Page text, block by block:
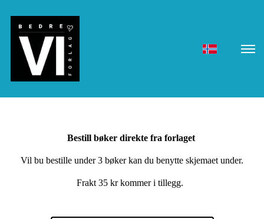
Bestill bøker direkte fra forlaget
Vil bu bestille under 3 bøker kan du benytte skjemaet under.
Frakt 35 kr kommer i tillegg.